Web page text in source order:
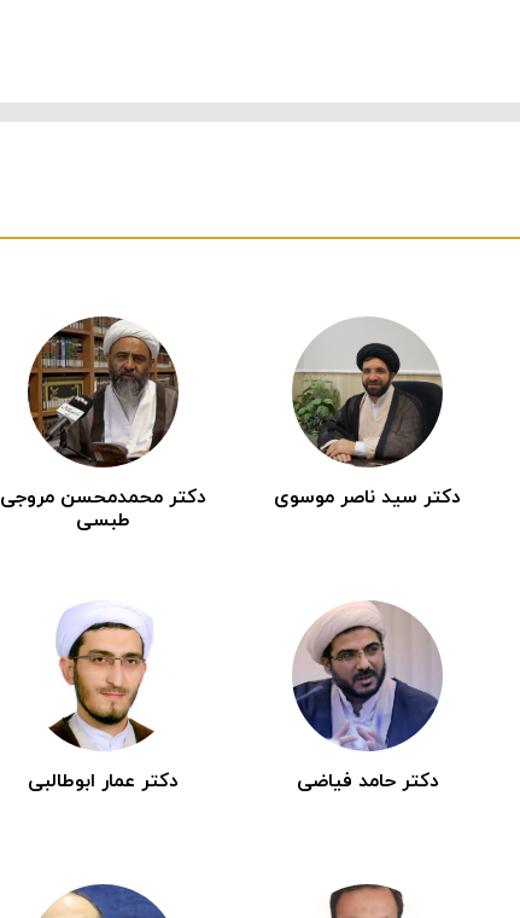
دکتر سید ناصر موسوی
دکتر محمدمحسن مروجی
طبسی
دکتر حامد فیاضی دکتر عمار ابوطالبی